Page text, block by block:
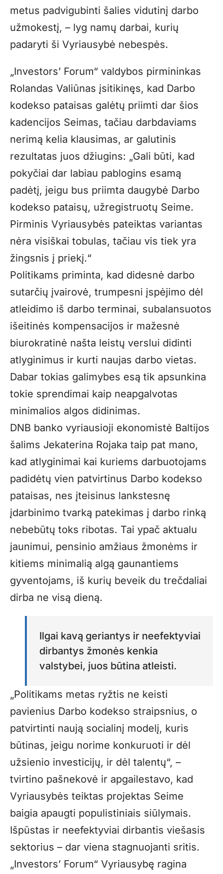
metus padvigubinti šalies vidutinį darbo
užmokestį, – lyg namų darbai, kurių
padaryti ši Vyriausybė nebespės.
„Investors’ Forum“ valdybos pirmininkas
Rolandas Valiūnas įsitikinęs, kad Darbo
kodekso pataisas galėtų priimti dar šios
kadencijos Seimas, tačiau darbdaviams
nerimą kelia klausimas, ar galutinis
rezultatas juos džiugins: „Gali būti, kad
pokyčiai dar labiau pablogins esamą
padėtį, jeigu bus priimta daugybė Darbo
kodekso pataisų, užregistruotų Seime.
Pirminis Vyriausybės pateiktas variantas
nėra visiškai tobulas, tačiau vis tiek yra
žingsnis į priekį.“
Politikams priminta, kad didesnė darbo
sutarčių įvairovė, trumpesni įspėjimo dėl
atleidimo iš darbo terminai, subalansuotos
išeitinės kompensacijos ir mažesnė
biurokratinė našta leistų verslui didinti
atlyginimus ir kurti naujas darbo vietas.
Dabar tokias galimybes esą tik apsunkina
tokie sprendimai kaip neapgalvotas
minimalios algos didinimas.
DNB banko vyriausioji ekonomistė Baltijos
šalims Jekaterina Rojaka taip pat mano,
kad atlyginimai kai kuriems darbuotojams
padidėtų vien patvirtinus Darbo kodekso
pataisas, nes įteisinus lankstesnę
įdarbinimo tvarką patekimas į darbo rinką
nebebūtų toks ribotas. Tai ypač aktualu
jaunimui, pensinio amžiaus žmonėms ir
kitiems minimalią algą gaunantiems
gyventojams, iš kurių beveik du trečdaliai
dirba ne visą dieną.
Ilgai kavą geriantys ir neefektyviai
dirbantys žmonės kenkia
valstybei, juos būtina atleisti.
„Politikams metas ryžtis ne keisti
pavienius Darbo kodekso straipsnius, o
patvirtinti naują socialinį modelį, kuris
būtinas, jeigu norime konkuruoti ir dėl
užsienio investicijų, ir dėl talentų“, –
tvirtino pašnekovė ir apgailestavo, kad
Vyriausybės teiktas projektas Seime
baigia apaugti populistiniais siūlymais.
Išpūstas ir neefektyviai dirbantis viešasis
sektorius – dar viena stagnuojanti sritis.
„Investors’ Forum“ Vyriausybę ragina